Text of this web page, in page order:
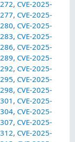
, CVE-2025-
, CVE-2025-
, CVE-2025-
, CVE-2025-
, CVE-2025-
, CVE-2025-
, CVE-2025-
, CVE-2025-
, CVE-2025-
, CVE-2025-
, CVE-2025-
, CVE-2025-
, CVE-2025-